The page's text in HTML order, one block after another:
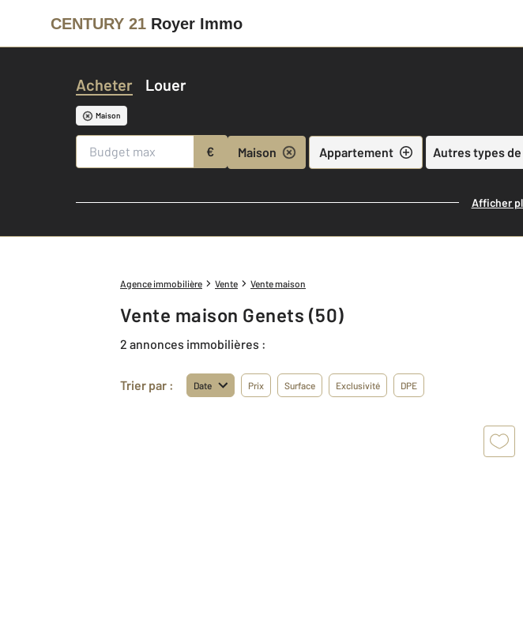
CENTURY 21 Royer Immo
Acheter Louer
Maison
€ Maison Appartement Autres types
Afficher
Agence immobilière Vente Vente maison
Vente maison Genets (50)
2 annonces immobilières :
Trier par : Date Prix Surface Exclusivité DPE